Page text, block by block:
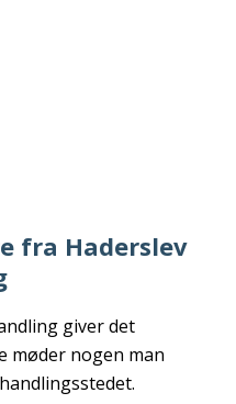
fra Haderslev
giver det
møder nogen man